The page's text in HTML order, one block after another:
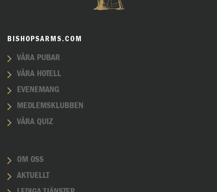
BISHOPSARMS.COM
VÅRA PUBAR
VÅRA HOTELL
EVENEMANG
MEDLEMSKLUBBEN
VÅRA QUIZ
OM OSS
AKTUELLT